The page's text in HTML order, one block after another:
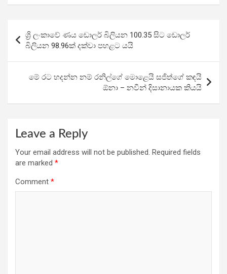
ce
o
o
k
tt
er
at
A
p
p
e
gr
a
m
ar
e
navigation
ශ්‍රි ලංකාවේ ණය ඩොලර් බිලියන 100.35 සිට ඩොලර්
බිලියන 98.96ක් දක්වා පහළට යයි
මේ රට හදන්න නම් රනිල්ගේ මොළෙයි සජිත්ගේ කඳයි
ඕනා – නවීන් දිසානායක කියයි
Leave a Reply
Your email address will not be published. Required fields
are marked *
Comment *